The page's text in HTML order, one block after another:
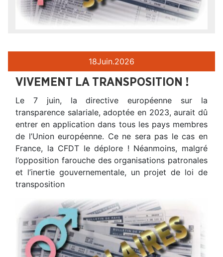
18Juin.2026
VIVEMENT LA TRANSPOSITION !
Le 7 juin, la directive européenne sur la
transparence salariale, adoptée en 2023, aurait dû
entrer en application dans tous les pays membres
de l’Union européenne. Ce ne sera pas le cas en
France, la CFDT le déplore ! Néanmoins, malgré
l’opposition farouche des organisations patronales
et l’inertie gouvernementale, un projet de loi de
transposition